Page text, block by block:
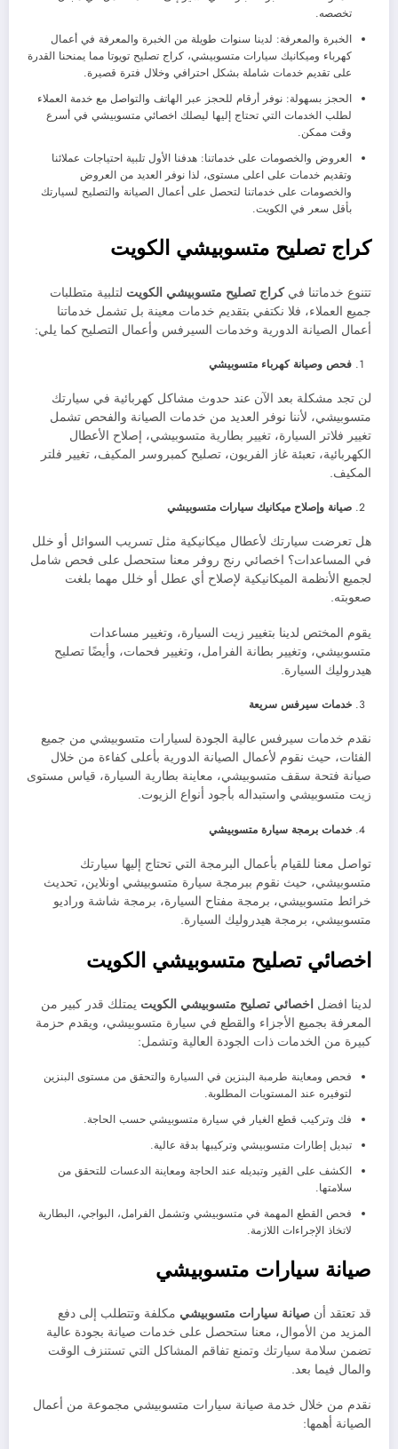
تخصصه.
الخبرة والمعرفة: لدينا سنوات طويلة من الخبرة والمعرفة في أعمال
كهرباء وميكانيك سيارات متسوبيشي، كراج تصليح تويوتا مما يمنحنا القدرة
على تقديم خدمات شاملة بشكل احترافي وخلال فترة قصيرة.
الحجز بسهولة: نوفر أرقام للحجز عبر الهاتف والتواصل مع خدمة العملاء
لطلب الخدمات التي تحتاج إليها ليصلك اخصائي متسوبيشي في أسرع
وقت ممكن.
العروض والخصومات على خدماتنا: هدفنا الأول تلبية احتياجات عملائنا
وتقديم خدمات على اعلى مستوى، لذا نوفر العديد من العروض
والخصومات على خدماتنا لتحصل على أعمال الصيانة والتصليح لسيارتك
بأقل سعر في الكويت.
كراج تصليح متسوبيشي الكويت
تتنوع خدماتنا فيكراج تصليح متسوبيشي الكويت لتلبية متطلبات
جميع العملاء، فلا نكتفي بتقديم خدمات معينة بل تشمل خدماتنا
أعمال الصيانة الدورية وخدمات السيرفس وأعمال التصليح كما يلي:
فحص وصيانة كهرباء متسوبيشي
لن تجد مشكلة بعد الآن عند حدوث مشاكل كهربائية في سيارتك
متسوبيشي، لأننا نوفر العديد من خدمات الصيانة والفحص تشمل
تغيير فلاتر السيارة، تغيير بطارية متسوبيشي، إصلاح الأعطال
الكهربائية، تعبئة غاز الفريون، تصليح كمبروسر المكيف، تغيير فلتر
المكيف.
صيانة وإصلاح ميكانيك سيارات متسوبيشي
هل تعرضت سيارتك لأعطال ميكانيكية مثل تسريب السوائل أو خلل
في المساعدات؟ اخصائي رنج روفر معنا ستحصل على فحص شامل
لجميع الأنظمة الميكانيكية لإصلاح أي عطل أو خلل مهما بلغت
صعوبته.
يقوم المختص لدينا بتغيير زيت السيارة، وتغيير مساعدات
متسوبيشي، وتغيير بطانة الفرامل، وتغيير فحمات، وأيضًا تصليح
هيدروليك السيارة.
خدمات سيرفس سريعة
نقدم خدمات سيرفس عالية الجودة لسيارات متسوبيشي من جميع
الفئات، حيث نقوم لأعمال الصيانة الدورية بأعلى كفاءة من خلال
صيانة فتحة سقف متسوبيشي، معاينة بطارية السيارة، قياس مستوى
زيت متسوبيشي واستبداله بأجود أنواع الزيوت.
خدمات برمجة سيارة متسوبيشي
تواصل معنا للقيام بأعمال البرمجة التي تحتاج إليها سيارتك
متسوبيشي، حيث نقوم ببرمجة سيارة متسوبيشي اونلاين، تحديث
خرائط متسوبيشي، برمجة مفتاح السيارة، برمجة شاشة وراديو
متسوبيشي، برمجة هيدروليك السيارة.
اخصائي تصليح متسوبيشي الكويت
لدينا افضل اخصائي تصليح متسوبيشي الكويت يمتلك قدر كبير من
المعرفة بجميع الأجزاء والقطع في سيارة متسوبيشي، ويقدم حزمة
كبيرة من الخدمات ذات الجودة العالية وتشمل:
فحص ومعاينة طرمبة البنزين في السيارة والتحقق من مستوى البنزين
لتوفيره عند المستويات المطلوبة.
فك وتركيب قطع الغيار في سيارة متسوبيشي حسب الحاجة.
تبديل إطارات متسوبيشي وتركيبها بدقة عالية.
الكشف على القير وتبديله عند الحاجة ومعاينة الدعسات للتحقق من
سلامتها.
فحص القطع المهمة في متسوبيشي وتشمل الفرامل، البواجي، البطارية
لاتخاذ الإجراءات اللازمة.
صيانة سيارات متسوبيشي
قد تعتقد أن صيانة سيارات متسوبيشي مكلفة وتتطلب إلى دفع
المزيد من الأموال، معنا ستحصل على خدمات صيانة بجودة عالية
تضمن سلامة سيارتك وتمنع تفاقم المشاكل التي تستنزف الوقت
والمال فيما بعد.
نقدم من خلال خدمة صيانة سيارات متسوبيشي مجموعة من أعمال
الصيانة أهمها: